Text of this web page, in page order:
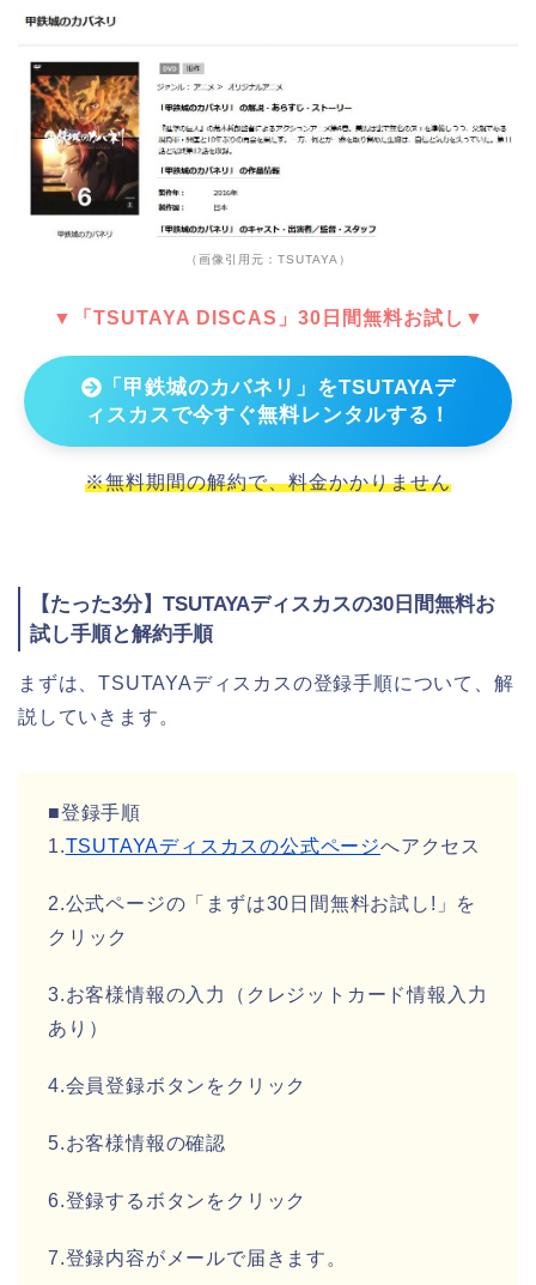
（画像引用元：TSUTAYA）
▼「TSUTAYA DISCAS」30日間無料お試し▼
「甲鉄城のカバネリ」をTSUTAYAデ
ィスカスで今すぐ無料レンタルする！
※無料期間の解約で、料金かかりません
【たった3分】TSUTAYAディスカスの30日間無料お
試し手順と解約手順
まずは、TSUTAYAディスカスの登録手順について、解
説していきます。
■登録手順
1.TSUTAYAディスカスの公式ページへアクセス
2.公式ページの「まずは30日間無料お試し!」を
クリック
3.お客様情報の入力（クレジットカード情報入力
あり）
4.会員登録ボタンをクリック
5.お客様情報の確認
6.登録するボタンをクリック
7.登録内容がメールで届きます。